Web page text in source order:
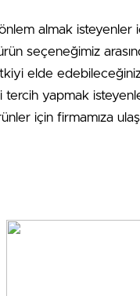
önlem almak isteyenler
seçeneğimiz
elde
tercih yapmak
için firmamıza